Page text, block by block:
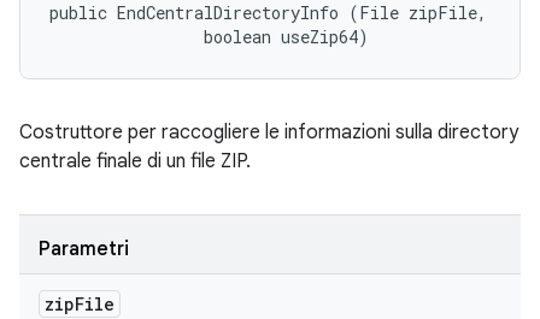
public EndCentralDirectoryInfo (File zipFile,
                boolean useZip64)
Costruttore per raccogliere le informazioni sulla directory
centrale finale di un file ZIP.
Parametri
zipFile